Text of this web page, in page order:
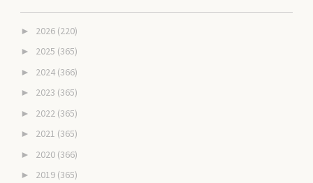
► 2026 (220)
► 2025 (365)
► 2024 (366)
► 2023 (365)
► 2022 (365)
► 2021 (365)
► 2020 (366)
► 2019 (365)